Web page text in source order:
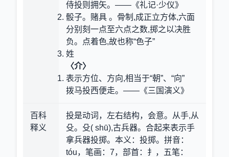
侍投则拥矢。——《礼记·少仪》
骰子。赌具 。骨制,成正立方体,六面
分别刻一点至六点之数,掷之以决胜
负。点着色,故也称“色子”
姓
〈介〉
表示方位、方向,相当于“朝”、“向”
拨马投西便走。——《三国演义》
百科
释义
投是动词，左右结构，会意。从手,从
殳。殳( shū),古兵器。合起来表示手
拿兵器投掷。本义：投掷。拼音：
tóu，笔画：7，部首：扌，五笔：